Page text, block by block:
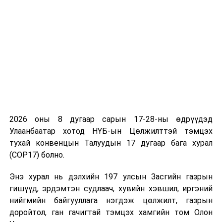
анхааруулав. Харин Улсын Их Хурлын гишүүн
Г.Хосбаяр Стандарт, хэмжил зүйн газраас стандартын
үзлэг, шинэчлэлтэй холбоотой асуудал болон
зарцуулалтын талаар асуулт асууж, хариулт авав.
Улсын Их Хурлын гишүүн С.Цэнгүүн стандартын
асуудал дээр салбарын яамд бодлогын ажлаа хийж,
бид илүү норм, нормативд анхаарах хэрэгтэй гэв.
Улсын Их Хурлын гишүүн Б.Пунсалмаа норм,
2026 оны 8 дугаар сарын 17-28-ны өдрүүдэд
Улаанбаатар хотод НҮБ-ын Цөлжилттэй тэмцэх
тухай конвенцын Талуудын 17 дугаар бага хурал
(COP17) болно.
Энэ хурал нь дэлхийн 197 улсын Засгийн газрын
гишүүд, эрдэмтэн судлаач, хувийн хэвшил, иргэний
нийгмийн байгууллага нэгдэж цөлжилт, газрын
доройтол, ган гачигтай тэмцэх хамгийн том Олон